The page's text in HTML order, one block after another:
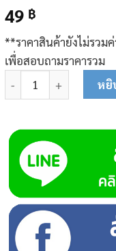
49 ฿
**ราคาสินค้ายังไม่รวม
เพื่อสอบถามราคารวม
จำนวน สวิทช์เปิด/ปิด ชหยิ